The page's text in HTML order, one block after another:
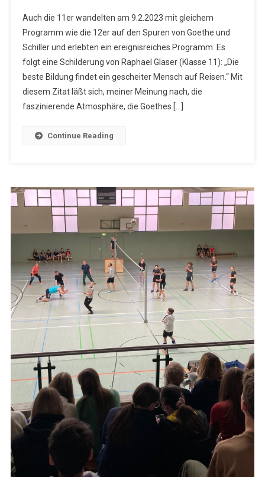
Durch
Weimar
II
Auch die 11er wandelten am 9.2.2023 mit gleichem
Programm wie die 12er auf den Spuren von Goethe und
Schiller und erlebten ein ereignisreiches Programm. Es
folgt eine Schilderung von Raphael Glaser (Klasse 11): „Die
beste Bildung findet ein gescheiter Mensch auf Reisen.“ Mit
diesem Zitat läßt sich, meiner Meinung nach, die
faszinierende Atmosphäre, die Goethes […]
Continue Reading